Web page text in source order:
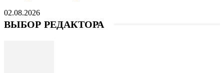
02.08.2026
ВЫБОР РЕДАКТОРА